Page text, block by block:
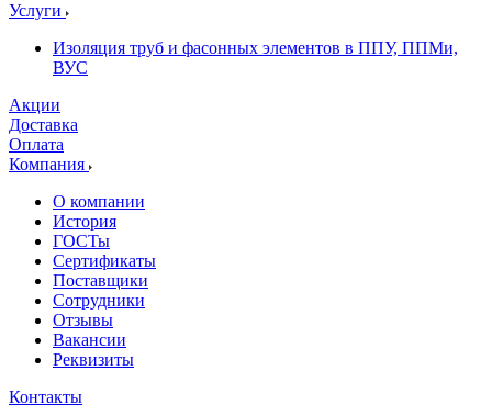
Услуги
Изоляция труб и фасонных элементов в ППУ, ППМи,
ВУС
Акции
Доставка
Оплата
Компания
О компании
История
ГОСТы
Сертификаты
Поставщики
Сотрудники
Отзывы
Вакансии
Реквизиты
Контакты